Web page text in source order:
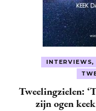
Tweelingzielen:
zijn ogen